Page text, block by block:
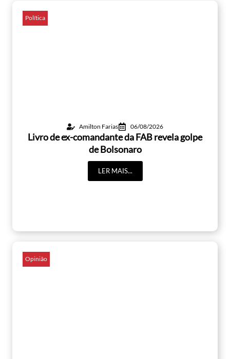
Política
Amilton Farias 06/08/2026
Livro de ex-comandante da FAB revela golpe
de Bolsonaro
LER MAIS...
Opinião